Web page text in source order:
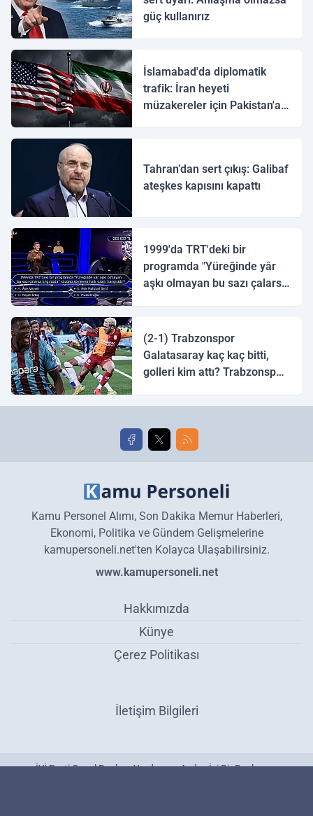
güç kullanırız
İslamabad'da diplomatik
trafik: İran heyeti
müzakereler için Pakistan'a
Tahran’dan sert çıkış: Galibaf
ateşkes kapısını kapattı
1999'da TRT'deki bir
programda "Yüreğinde yâr
aşkı olmayan bu sazı çalarsa
(2-1) Trabzonspor
Galatasaray kaç kaç bitti,
golleri kim attı? Trabzonspor
golleri!
Kamu Personel Alımı, Son Dakika Memur Haberleri,
Ekonomi, Politika ve Gündem Gelişmelerine
kamupersoneli.net'ten Kolayca Ulaşabilirsiniz.
www.kamupersoneli.net
Hakkımızda
Künye
Çerez Politikası
İletişim Bilgileri
İYİ Parti Genel Başkan Yardımcısı Aydın: İyi Bir Başlangıç